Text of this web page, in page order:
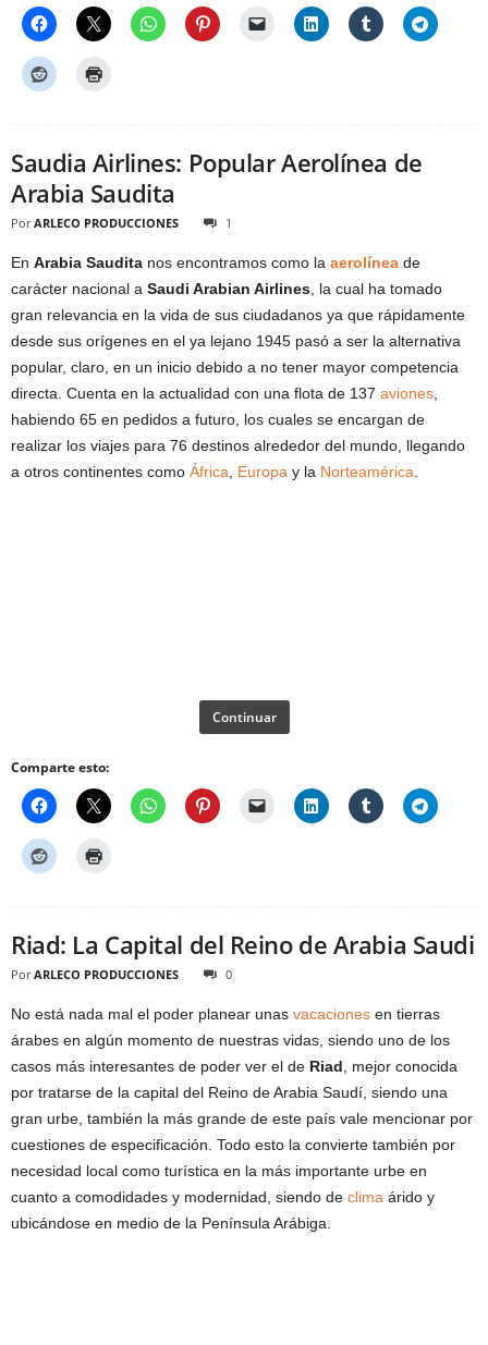
Saudia Airlines: Popular Aerolínea de
Arabia Saudita
Por ARLECO PRODUCCIONES 1
En Arabia Saudita nos encontramos como la aerolínea de
carácter nacional a Saudi Arabian Airlines , la cual ha tomado
gran relevancia en la vida de sus ciudadanos ya que rápidamente
desde sus orígenes en el ya lejano 1945 pasó a ser la alternativa
popular, claro, en un inicio debido a no tener mayor competencia
directa. Cuenta en la actualidad con una flota de 137 aviones
habiendo 65 en pedidos a futuro, los cuales se encargan de
realizar los viajes para 76 destinos alrededor del mundo, llegando
a otros continentes como África Europa y la Norteamérica
Continuar
Comparte esto:
Riad: La Capital del Reino de Arabia Saudi
Por ARLECO PRODUCCIONES 0
No está nada mal el poder planear unas vacaciones en tierras
árabes en algún momento de nuestras vidas, siendo uno de los
casos más interesantes de poder ver el de Riad , mejor conocida
por tratarse de la capital del Reino de Arabia Saudí, siendo una
gran urbe, también la más grande de este país vale mencionar por
cuestiones de especificación. Todo esto la convierte también por
necesidad local como turística en la más importante urbe en
cuanto a comodidades y modernidad, siendo de clima árido y
ubicándose en medio de la Península Arábiga.